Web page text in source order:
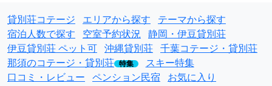
貸別荘コテージ エリアから探す
テーマから探す
宿泊人数で探す
空室予約状況 静岡・伊豆貸別荘
伊豆貸別荘 ペット可 沖縄貸別荘 千葉コテージ・貸別荘
那須のコテージ・貸別荘 特集
スキー特集
口コミ・レビュー ペンション民宿 お気に入り